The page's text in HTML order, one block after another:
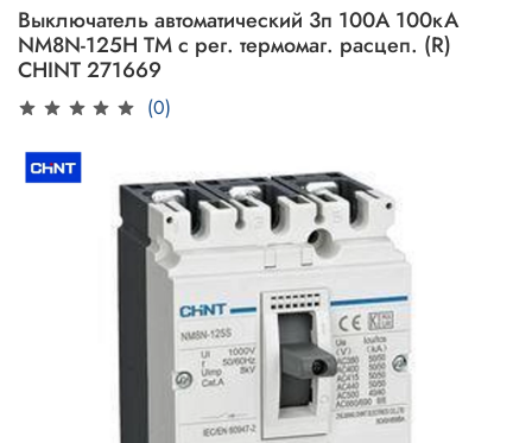
Выключатель автоматический 3п 100А 100кА
NM8N-125H TM с рег. термомаг. расцеп. (R)
CHINT 271669
(0)